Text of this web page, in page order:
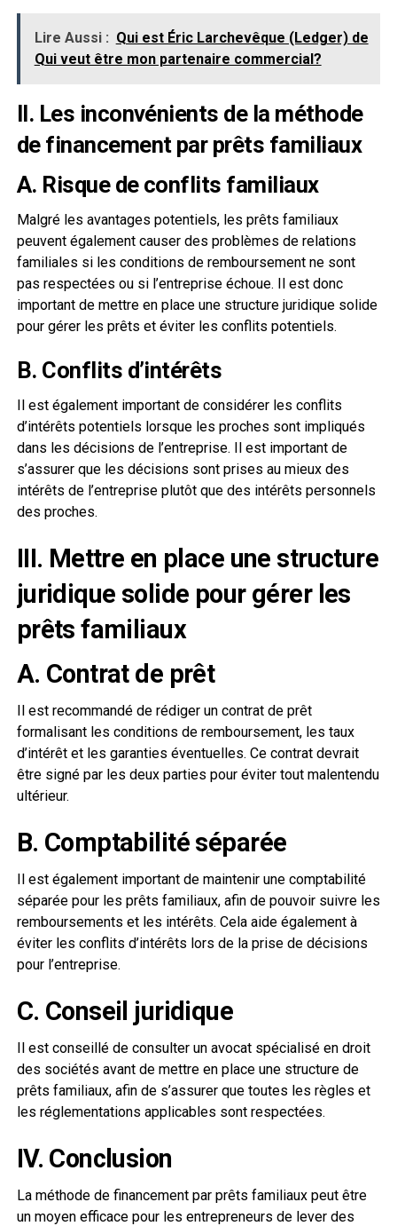
Lire Aussi : Qui est Éric Larchevêque (Ledger) de
Qui veut être mon partenaire commercial?
II. Les inconvénients de la méthode
de financement par prêts familiaux
A. Risque de conflits familiaux
Malgré les avantages potentiels, les prêts familiaux
peuvent également causer des problèmes de relations
familiales si les conditions de remboursement ne sont
pas respectées ou si l’entreprise échoue. Il est donc
important de mettre en place une structure juridique solide
pour gérer les prêts et éviter les conflits potentiels.
B. Conflits d’intérêts
Il est également important de considérer les conflits
d’intérêts potentiels lorsque les proches sont impliqués
dans les décisions de l’entreprise. Il est important de
s’assurer que les décisions sont prises au mieux des
intérêts de l’entreprise plutôt que des intérêts personnels
des proches.
III. Mettre en place une structure
juridique solide pour gérer les
prêts familiaux
A. Contrat de prêt
Il est recommandé de rédiger un contrat de prêt
formalisant les conditions de remboursement, les taux
d’intérêt et les garanties éventuelles. Ce contrat devrait
être signé par les deux parties pour éviter tout malentendu
ultérieur.
B. Comptabilité séparée
Il est également important de maintenir une comptabilité
séparée pour les prêts familiaux, afin de pouvoir suivre les
remboursements et les intérêts. Cela aide également à
éviter les conflits d’intérêts lors de la prise de décisions
pour l’entreprise.
C. Conseil juridique
Il est conseillé de consulter un avocat spécialisé en droit
des sociétés avant de mettre en place une structure de
prêts familiaux, afin de s’assurer que toutes les règles et
les réglementations applicables sont respectées.
IV. Conclusion
La méthode de financement par prêts familiaux peut être
un moyen efficace pour les entrepreneurs de lever des